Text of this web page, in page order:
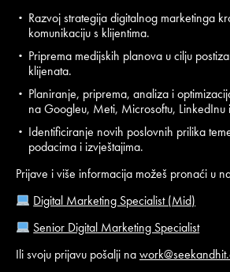
Razvoj strategija digitalnog marketinga
komunikaciju s klijentima.
Priprema medijskih planova u cilju
klijenata.
Planiranje, priprema, analiza i
na Googleu, Meti, Microsoftu, LinkedInu
Identificiranje novih poslovnih prilika
podacima i izvještajima.
Prijave i više informacija možeš pronaći u
Digital Marketing Specialist (Mid)
Senior Digital Marketing Specialist
Ili svoju prijavu pošalji na